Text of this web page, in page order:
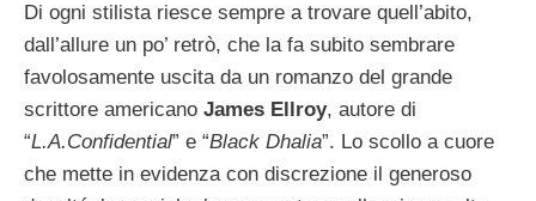
Di ogni stilista riesce sempre a trovare quell’abito,
dall’allure un po’ retrò, che la fa subito sembrare
favolosamente uscita da un romanzo del grande
scrittore americano James Ellroy, autore di
“L.A.Confidential” e “Black Dhalia”. Lo scollo a cuore
che mette in evidenza con discrezione il generoso